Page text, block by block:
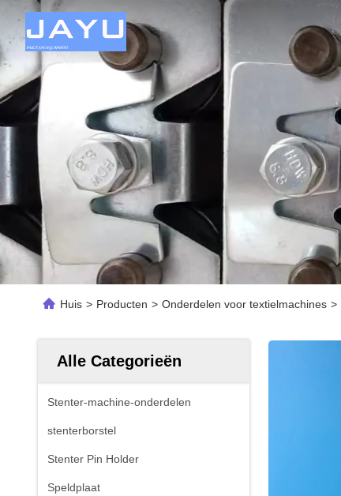
Huis > Producten > Onderdelen voor textielmachines >
Alle Categorieën
Stenter-machine-onderdelen
stenterborstel
Stenter Pin Holder
Speldplaat